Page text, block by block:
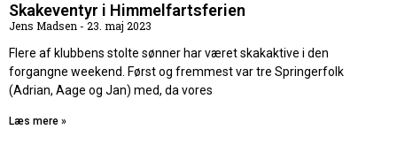
Skakeventyr i Himmelfartsferien
Jens Madsen
23. maj 2023
Flere af klubbens stolte sønner har været skakaktive i den
forgangne weekend. Først og fremmest var tre Springerfolk
(Adrian, Aage og Jan) med, da vores
Læs mere »